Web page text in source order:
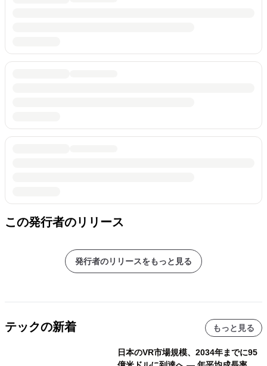
この発行者のリリース
発行者のリリースをもっと見る
テックの新着 もっと見る
日本のVR市場規模、2034年までに95